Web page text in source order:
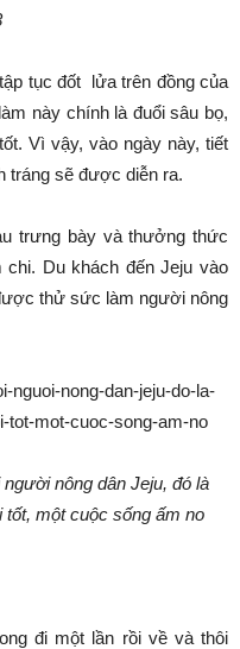
tục đốt lửa trên đồng của
này chính là đuổi sâu bọ,
Vì vậy, vào ngày này, tiết
tráng sẽ được diễn ra.
trưng bày và thưởng thức
Du khách đến Jeju vào
thử sức làm người nông
nông dân Jeju, đó là
một cuộc sống ấm no
đi một lần rồi về và thôi